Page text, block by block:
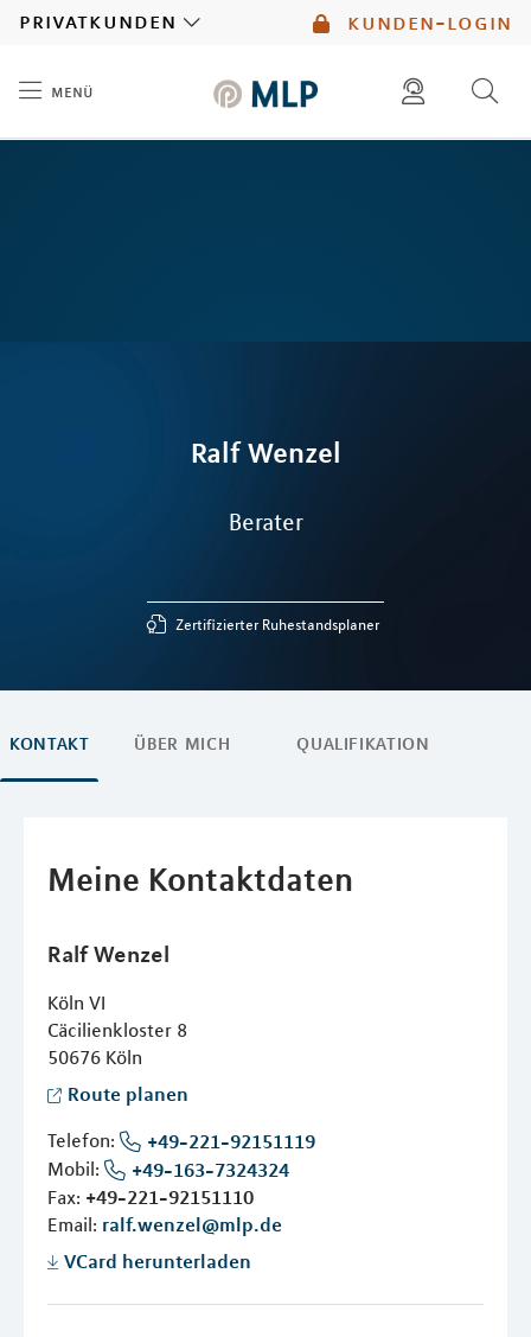
kunden-login
privatkunden
menü
Ralf Wenzel
Berater
Zertifizierter Ruhestandsplaner
KONTAKT ÜBER MICH QUALIFIKATION
Meine Kontaktdaten
RalfWenzel
Köln VI
Cäcilienkloster 8
50676 Köln
Route planen
Telefon:
+49-221-92151119
Mobil:
+49-163-7324324
Fax: +49-221-92151110
Email: ralf.wenzel@mlp.de
VCard herunterladen